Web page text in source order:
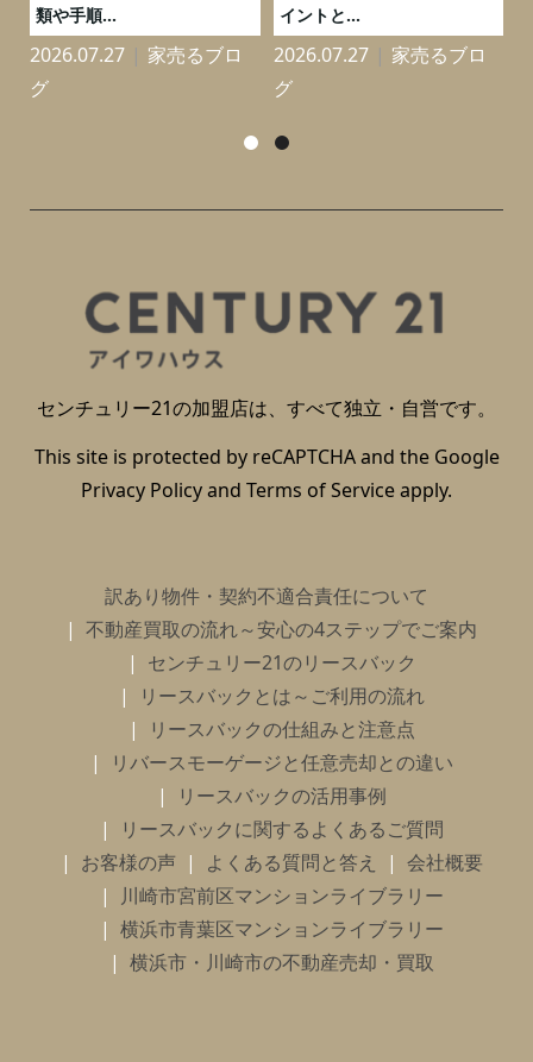
類や手順...
2026.07.27
家売るブロ
グ
イントと...
2026.07.27
家売るブロ
グ
センチュリー21の加盟店は、すべて独立・自営です。
This site is protected by reCAPTCHA and the Google
Privacy Policyand Terms of Serviceapply.
訳あり物件・契約不適合責任について
不動産買取の流れ～安心の4ステップでご案内
センチュリー21のリースバック
リースバックとは～ご利用の流れ
リースバックの仕組みと注意点
リバースモーゲージと任意売却との違い
リースバックの活用事例
リースバックに関するよくあるご質問
お客様の声
よくある質問と答え
会社概要
川崎市宮前区マンションライブラリー
横浜市青葉区マンションライブラリー
横浜市・川崎市の不動産売却・買取